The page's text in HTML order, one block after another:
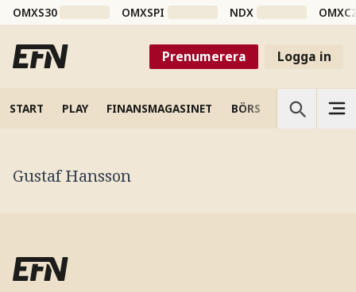
OMXS30 OMXSPI NDX
Prenumerera Logga in
START PLAY FINANSMAGASINET BÖRS VETENSKAP
Gustaf Hansson